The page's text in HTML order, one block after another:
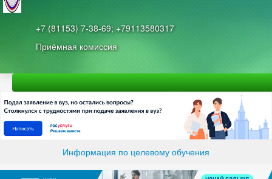
+7 (81153) 7-38-69; +79113580317
Приёмная комиссия
Информация по целевому обучения